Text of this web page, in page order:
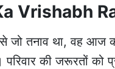
Vrishabh
तनाव था, वह आज
की जरूरतों को